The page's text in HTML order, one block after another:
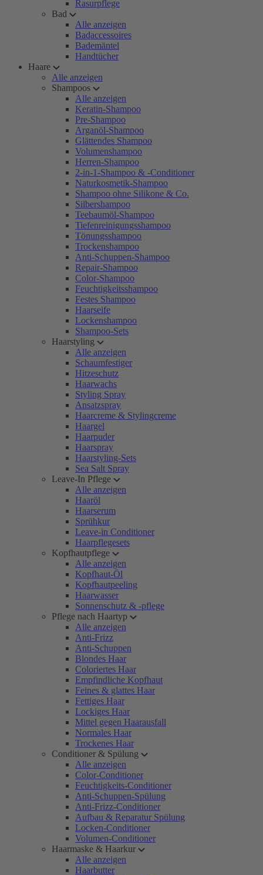
Rasurpflege
Bad
Alle anzeigen
Badaccessoires
Bademäntel
Handtücher
Haare
Alle anzeigen
Shampoos
Alle anzeigen
Keratin-Shampoo
Pre-Shampoo
Arganöl-Shampoo
Glättendes Shampoo
Volumenshampoo
Herren-Shampoo
2-in-1-Shampoo & -Conditioner
Naturkosmetik-Shampoo
Shampoo ohne Silikone & Co.
Silbershampoo
Teebaumöl-Shampoo
Tiefenreinigungsshampoo
Tönungsshampoo
Trockenshampoo
Anti-Schuppen-Shampoo
Repair-Shampoo
Color-Shampoo
Feuchtigkeitsshampoo
Festes Shampoo
Haarseife
Lockenshampoo
Shampoo-Sets
Haarstyling
Alle anzeigen
Schaumfestiger
Hitzeschutz
Haarwachs
Styling Spray
Ansatzspray
Haarcreme & Stylingcreme
Haargel
Haarpuder
Haarspray
Haarstyling-Sets
Sea Salt Spray
Leave-In Pflege
Alle anzeigen
Haaröl
Haarserum
Sprühkur
Leave-in Conditioner
Haarpflegesets
Kopfhautpflege
Alle anzeigen
Kopfhaut-Öl
Kopfhautpeeling
Haarwasser
Sonnenschutz & -pflege
Pflege nach Haartyp
Alle anzeigen
Anti-Frizz
Anti-Schuppen
Blondes Haar
Coloriertes Haar
Empfindliche Kopfhaut
Feines & glattes Haar
Fettiges Haar
Lockiges Haar
Mittel gegen Haarausfall
Normales Haar
Trockenes Haar
Conditioner & Spülung
Alle anzeigen
Color-Conditioner
Feuchtigkeits-Conditioner
Anti-Schuppen-Spülung
Anti-Frizz-Conditioner
Aufbau & Reparatur Spülung
Locken-Conditioner
Volumen-Conditioner
Haarmaske & Haarkur
Alle anzeigen
Haarbutter